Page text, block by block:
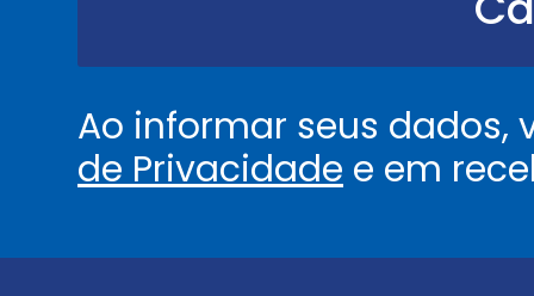
Ao informar seus
de Privacidade e em